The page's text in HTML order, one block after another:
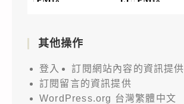
其他操作
登入
訂閱網站內容的資訊提供
訂閱留言的資訊提供
WordPress.org 台灣繁體中文